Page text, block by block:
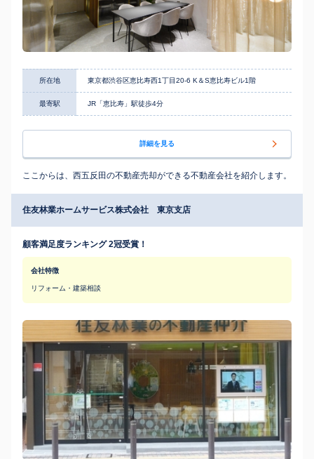
所在地 東京都渋谷区恵比寿西1丁目20-6 K＆S恵比寿ビル1階
最寄駅 JR「恵比寿」駅徒歩4分
詳細を見る
ここからは、西五反田の不動産売却ができる不動産会社を紹介します。
住友林業ホームサービス株式会社 東京支店
顧客満足度ランキング 2冠受賞！
会社特徴
リフォーム・建築相談